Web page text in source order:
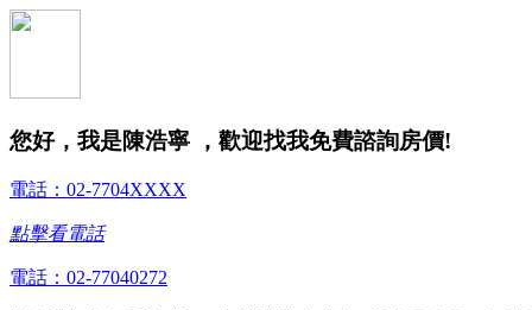
您好，我是陳浩寧 ，歡迎找我免費諮詢房價!
電話：02-7704XXXX
點擊看電話
電話：02-77040272